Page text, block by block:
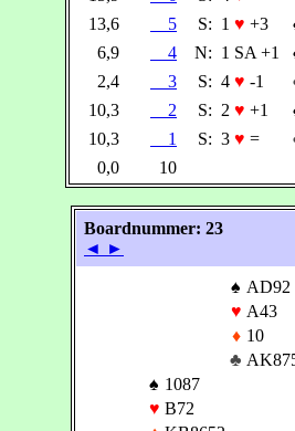
13,6
5 S: 1 ♥ +3
6,9
4 N: 1 SA +1
2,4
3 S: 4 ♥ -1
10,3
2 S: 2 ♥ +1
10,3
1 S: 3 ♥ =
0,0
10
Boardnummer: 23
◄ ►
♠ AD92
♥ A43
♦ 10
♣
♠ 1087
♥ B72